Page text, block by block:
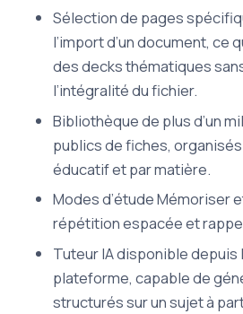
Sélection de pages
l’import d’un document, ce
des decks thématiques
l’intégralité du fichier.
Bibliothèque de plus d’un
publics de fiches,
éducatif et par matière.
Modes d’étude Mémoriser
répétition espacée et
Tuteur IA disponible depuis
plateforme, capable de
structurés sur un sujet à